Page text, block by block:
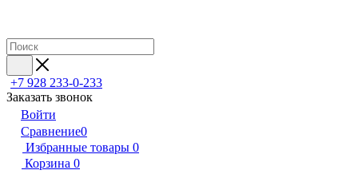
+7 928 233-0-233
Заказать звонок
Войти
Сравнение0
Избранные товары 0
Корзина 0